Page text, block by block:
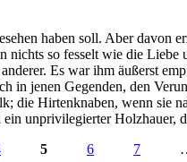
haben soll. Aber davon
so fesselt wie die
Es war ihm äußerst
jenen Gegenden, den
Hirtenknaben, wenn sie
unprivilegierter Holzhauer,
5 6 7